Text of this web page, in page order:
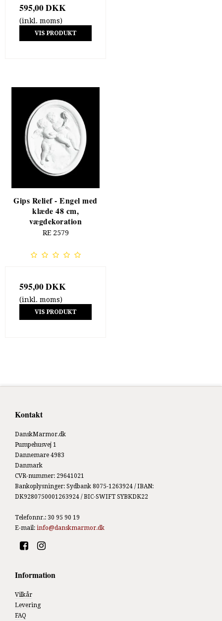
595,00 DKK
(inkl. moms)
VIS PRODUKT
Gips Relief - Engel med
klæde 48 cm,
vægdekoration
RE 2579
595,00 DKK
(inkl. moms)
VIS PRODUKT
Kontakt
DanskMarmor.dk
Pumpehusvej 1
Dannemare 4983
Danmark
CVR-nummer: 29641021
Bankoplysninger: Sydbank 8075-1263924 / IBAN:
DK9280750001263924 / BIC-SWIFT SYBKDK22
Telefonnr.: 30 95 90 19
E-mail: info@danskmarmor.dk
Information
Vilkår
Levering
FAQ